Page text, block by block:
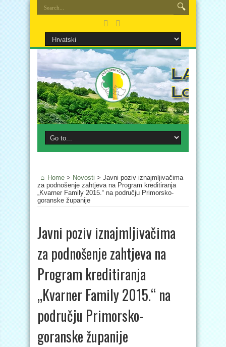
Home > Novosti > Javni poziv iznajmljivačima
za podnošenje zahtjeva na Program kreditiranja
„Kvarner Family 2015.“ na području Primorsko-
goranske županije
Javni poziv iznajmljivačima
za podnošenje zahtjeva na
Program kreditiranja
„Kvarner Family 2015.“ na
području Primorsko-
goranske županije